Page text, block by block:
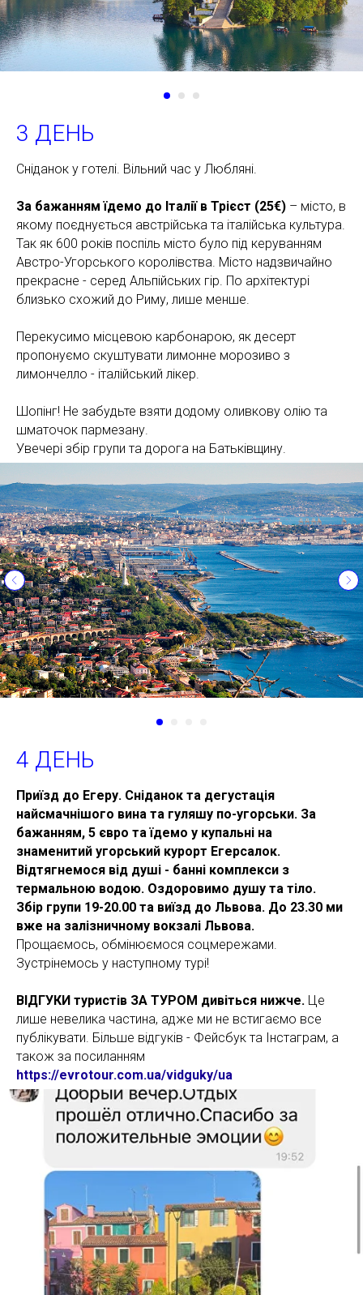
3 ДЕНЬ
Сніданок у готелі. Вільний час у Любляні.
За бажанням їдемо до Італії в Трієст (25€) – місто, в
якому поєднується австрійська та італійська культура.
Так як 600 років поспіль місто було під керуванням
Австро-Угорського королівства. Місто надзвичайно
прекрасне - серед Альпійських гір. По архітектурі
близько схожий до Риму, лише менше.
Перекусимо місцевою карбонарою, як десерт
пропонуємо скуштувати лимонне морозиво з
лимончелло - італійський лікер.
Шопінг! Не забудьте взяти додому оливкову олію та
шматочок пармезану.
Увечері збір групи та дорога на Батьківщину.
4 ДЕНЬ
Приїзд до Егеру. Сніданок та дегустація
найсмачнішого вина та гуляшу по-угорськи. За
бажанням, 5 євро та їдемо у купальні на
знаменитий угорський курорт Егерсалок.
Відтягнемося від душі - банні комплекси з
термальною водою. Оздоровимо душу та тіло.
Збір групи 19-20.00 та виїзд до Львова. До 23.30 ми
вже на залізничному вокзалі Львова.
Прощаємось, обмінюємося соцмережами.
Зустрінемось у наступному турі!
ВІДГУКИ туристів ЗА ТУРОМ дивіться нижче. Це
лише невелика частина, адже ми не встигаємо все
публікувати. Більше відгуків - Фейсбук та Інстаграм, а
також за посиланням
https://evrotour.com.ua/vidguky/ua